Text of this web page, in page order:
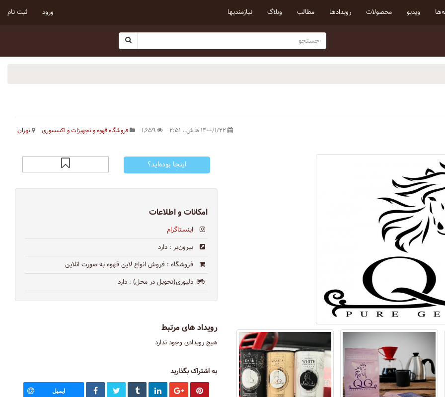
ویدیو محصولات رویداد‌ها مطالب وبلاگ نیازمندیها ورود ثبت نام
فروشگاه قهوه و تجهیزات و اکسسوری تهران
اینجا بوده‌اید؟
امکانات و اطلاعات
اینستاگرام
بیرون‌بر : دارد
فروشگاه : فروش انواع لاین قهوه به صورت انلاین
دلیوری(تحویل در محل) : دارد
رویداد های مرتبط
هیچ رویدادی وجود ندارد
به اشتراک بگذارید
ایمیل